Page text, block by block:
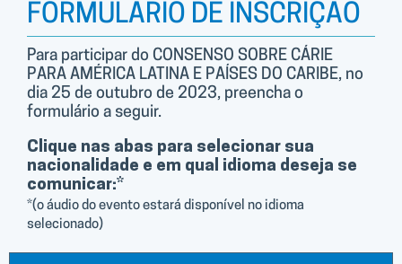
FORMULÁRIO DE INSCRIÇÃO
Para participar do CONSENSO SOBRE CÁRIE
PARA AMÉRICA LATINA E PAÍSES DO CARIBE, no
dia 25 de outubro de 2023, preencha o
formulário a seguir.
Clique nas abas para selecionar sua
nacionalidade e em qual idioma deseja se
comunicar:*
*(o áudio do evento estará disponível no idioma
selecionado)